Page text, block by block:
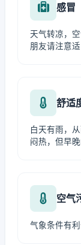
感冒
天气转凉，
朋友请注意适
舒适
白天有雨，
闷热，但早
空气
气象条件有